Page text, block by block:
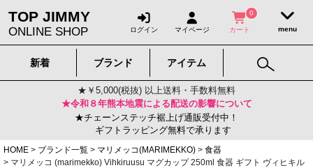
TOP JIMMY
ONLINE SHOP ログイン マイページ
0
カート
新着 ブランド アイテム
★￥5,000(税抜) 以上送料・手数料無料
★令和８年熊本地震による配送の影響について
★チェーンステッチ裾上げ通販受付中！
ギフトラッピング無料で承ります
HOME
ブランド一覧 マリメッコ(MARIMEKKO)
食器
マリメッコ (marimekko) Vihkiruusu マグカップ 250ml 食器 ギフト ヴィヒキル